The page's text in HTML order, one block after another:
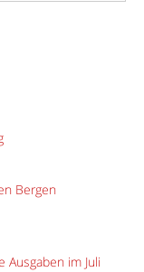
Bergen
Ausgaben im Juli